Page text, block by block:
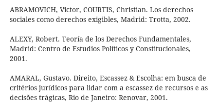
ABRAMOVICH, Victor, COURTIS, Christian. Los derechos
sociales como derechos exigibles, Madrid: Trotta, 2002.
ALEXY, Robert. Teoría de los Derechos Fundamentales,
Madrid: Centro de Estudios Políticos y Constitucionales,
2001.
AMARAL, Gustavo. Direito, Escassez & Escolha: em busca de
critérios jurídicos para lidar com a escassez de recursos e as
decisões trágicas, Rio de Janeiro: Renovar, 2001.